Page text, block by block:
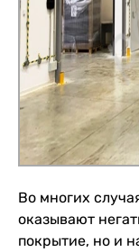
Во многих
оказывают
покрытие, но и